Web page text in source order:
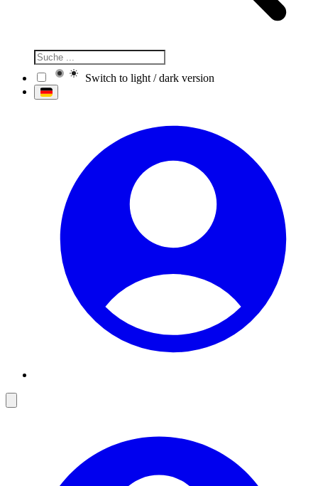
Switch to light / dark version